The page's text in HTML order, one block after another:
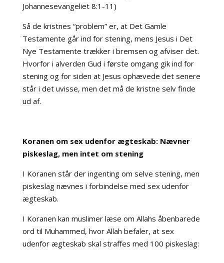
Johannesevangeliet 8:1-11)
Så de kristnes “problem” er, at Det Gamle
Testamente går ind for stening, mens Jesus i Det
Nye Testamente trækker i bremsen og afviser det.
Hvorfor i alverden Gud i første omgang gik ind for
stening og for siden at Jesus ophævede det senere
står i det uvisse, men det må de kristne selv finde
ud af.
Koranen om sex udenfor ægteskab: Nævner
piskeslag, men intet om stening
I Koranen står der ingenting om selve stening, men
piskeslag nævnes i forbindelse med sex udenfor
ægteskab.
I Koranen kan muslimer læse om Allahs åbenbarede
ord til Muhammed, hvor Allah befaler, at sex
udenfor ægteskab skal straffes med 100 piskeslag: